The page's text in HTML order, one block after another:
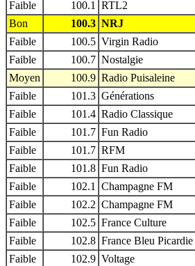
Faible
100.1 RTL2
Bon
100.3 NRJ
Faible
100.5 Virgin Radio
Faible
100.7 Nostalgie
Moyen
100.9 Radio Puisaleine
Faible
101.3 Générations
Faible
101.4 Radio Classique
Faible
101.7 Fun Radio
Faible
101.7 RFM
Faible
101.8 Fun Radio
Faible
102.1 Champagne FM
Faible
102.2 Champagne FM
Faible
102.5 France Culture
Faible
102.8 France Bleu Picardie
Faible
102.9 Voltage